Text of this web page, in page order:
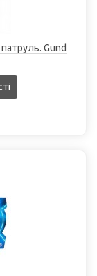
Gund